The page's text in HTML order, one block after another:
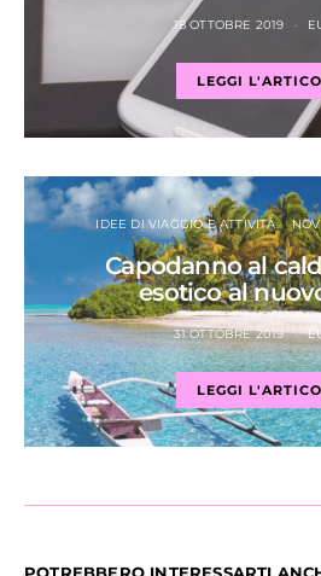
18 OTTOBRE 2019
LEGGI
IDEE DI VIAGGIO E ATTIVITÀ
Capodanno al
esotico al
31 OTTOBRE 2019
LEGGI